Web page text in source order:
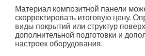
Материал композитной панели
скорректировать итоговую цену.
виды покрытий или структур
дополнительной подготовки и
настроек оборудования.